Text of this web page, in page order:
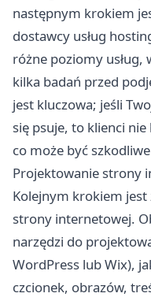
następnym krokiem
dostawcy usług
różne poziomy usług,
kilka badań przed
jest kluczowa; jeśli
się psuje, to klienci
co może być
Projektowanie strony
Kolejnym krokiem
strony internetowej.
narzędzi do
WordPress lub Wix),
czcionek, obrazów,